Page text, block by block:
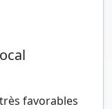
favorables